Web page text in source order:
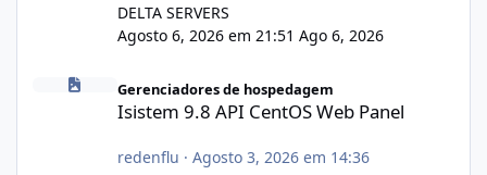
DELTA SERVERS
Agosto 6, 2026 em 21:51 Ago 6, 2026
Isistem 9.8 API CentOS Web Panel
Gerenciadores de hospedagem
Isistem 9.8 API CentOS Web Panel
redenflu · Agosto 3, 2026 em 14:36